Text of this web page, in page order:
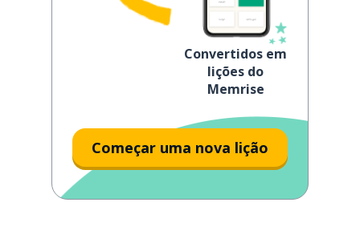
Convertidos em
lições do
Memrise
Começar uma nova lição